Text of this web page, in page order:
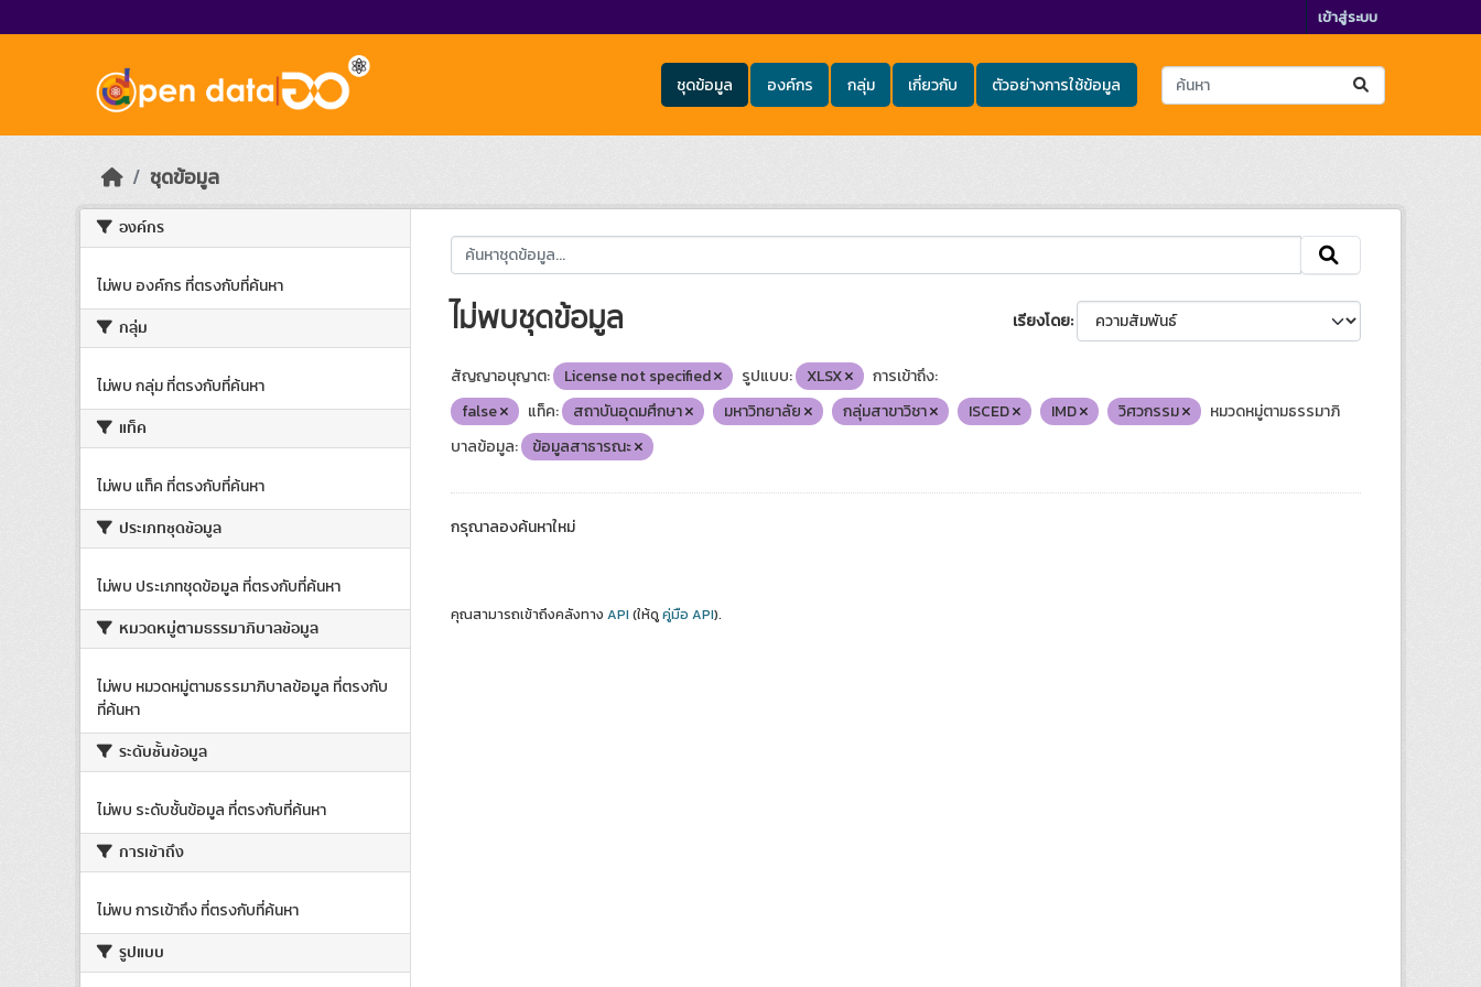
เข้าสู่ระบบ
ชุดข้อมูล องค์กร กลุ่ม เกี่ยวกับ ตัวอย่างการใช้ข้อมูล
ชุดข้อมูล
องค์กร
ไม่พบ องค์กร ที่ตรงกับที่ค้นหา
กลุ่ม
ไม่พบ กลุ่ม ที่ตรงกับที่ค้นหา
แท็ค
ไม่พบ แท็ค ที่ตรงกับที่ค้นหา
ประเภทชุดข้อมูล
ไม่พบ ประเภทชุดข้อมูล ที่ตรงกับที่ค้นหา
หมวดหมู่ตามธรรมาภิบาลข้อมูล
ไม่พบ หมวดหมู่ตามธรรมาภิบาลข้อมูล ที่ตรงกับ
ที่ค้นหา
ระดับชั้นข้อมูล
ไม่พบ ระดับชั้นข้อมูล ที่ตรงกับที่ค้นหา
การเข้าถึง
ไม่พบ การเข้าถึง ที่ตรงกับที่ค้นหา
รูปแบบ
เรียงโดย
ไม่พบชุดข้อมูล
สัญญาอนุญาต: License not specified รูปแบบ: XLSX
การเข้าถึง:
false
แท็ค: สถาบันอุดมศึกษา มหาวิทยาลัย กลุ่มสาขาวิชา ISCED IMD วิศวกรรม
หมวดหมู่ตามธรรมาภิ
บาลข้อมูล:
ข้อมูลสาธารณะ
กรุณาลองค้นหาใหม่
คุณสามารถเข้าถึงคลังทาง API (ให้ดูคู่มือ API).